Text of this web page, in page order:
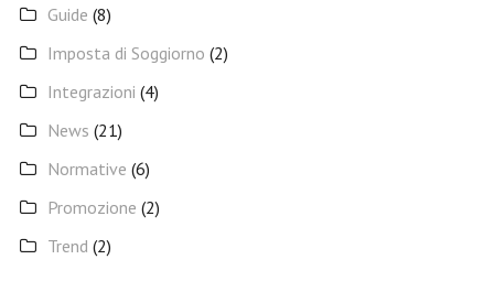
Guide (8)
Imposta di Soggiorno (2)
Integrazioni (4)
News (21)
Normative (6)
Promozione (2)
Trend (2)